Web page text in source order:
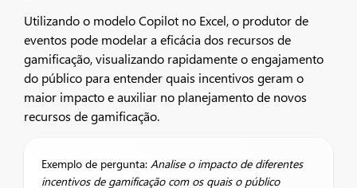
Utilizando o modelo Copilot no Excel, o produtor de
eventos pode modelar a eficácia dos recursos de
gamificação, visualizando rapidamente o engajamento
do público para entender quais incentivos geram o
maior impacto e auxiliar no planejamento de novos
recursos de gamificação.
Exemplo de pergunta: Analise o impacto de diferentes
incentivos de gamificação com os quais o público